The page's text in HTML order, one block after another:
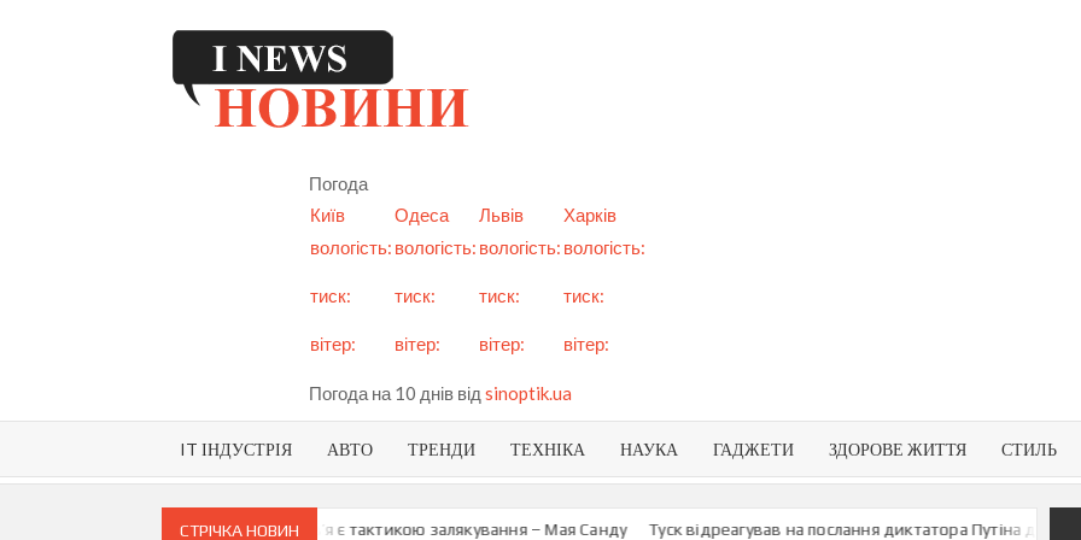
Погода
Київ
Одеса Львів
Харків
вологість:
тиск:
вітер:
вологість:
тиск:
вітер:
вологість:
тиск:
вітер:
вологість:
тиск:
вітер:
Погода на 10 днів від sinoptik.ua
IT ІНДУСТРІЯ АВТО ТРЕНДИ ТЕХНІКА НАУКА ГАДЖЕТИ ЗДОРОВЕ ЖИТТЯ СТИЛЬ
СТРІЧКА НОВИН
про можливу анексію Придністров’я є тактикою залякування – Мая Санду Туск відреагував на послання диктатора Путіна до росіян